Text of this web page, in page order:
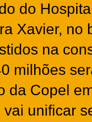
do
Xavier, no
na
milhões
da Copel
unificar